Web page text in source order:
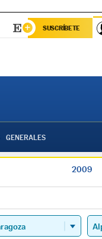
SUSCRÍBETE
GENERALES
2009